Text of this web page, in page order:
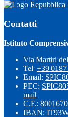
Contatti
Istituto
Via Martiri
Tel: +39
Email:
PEC:
mail
C.F.:
IBAN: